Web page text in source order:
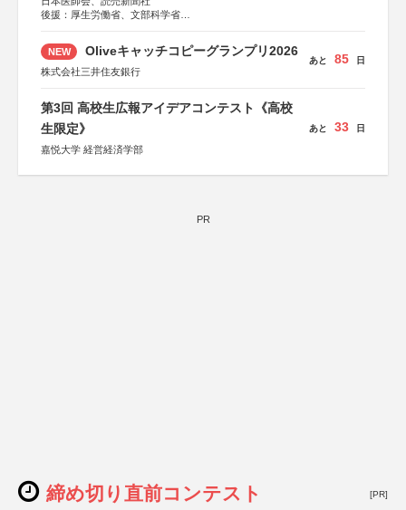
後援：厚生労働省、文部科学省
しん生命保険株式会社
NEW
Oliveキャッチコピーグランプリ2026
株式会社三井住友銀行
あと 85 日
第3回 高校生広報アイデアコンテスト《高校
生限定》
嘉悦大学 経営経済学部
あと 33 日
PR
締め切り直前コンテスト [PR]